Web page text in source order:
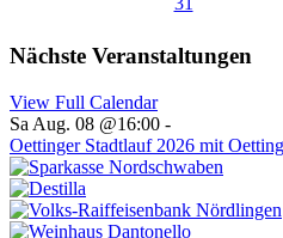
Nächste Veranstaltungen
View Full Calendar
Sa Aug. 08 @16:00 -
Oettinger Stadtlauf 2026 mit